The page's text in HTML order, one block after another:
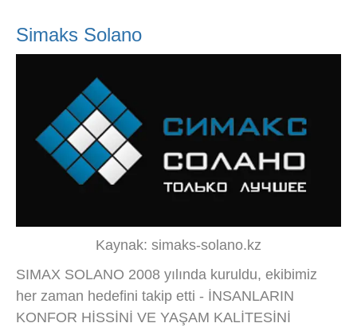
Simaks Solano
Kaynak: simaks-solano.kz
SIMAX SOLANO 2008 yılında kuruldu, ekibimiz
her zaman hedefini takip etti - İNSANLARIN
KONFOR HİSSİNİ VE YAŞAM KALİTESİNİ